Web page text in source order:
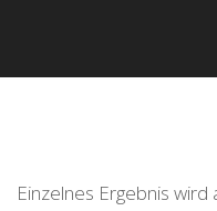
Einzelnes Ergebnis wird